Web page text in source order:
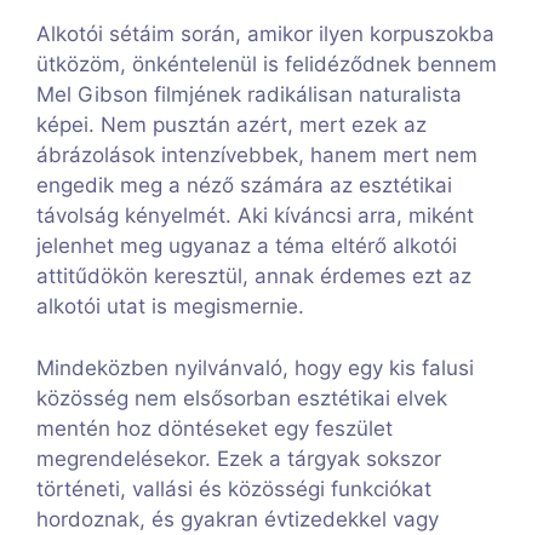
Alkotói sétáim során, amikor ilyen korpuszokba
ütközöm, önkéntelenül is felidéződnek bennem
Mel Gibson filmjének radikálisan naturalista
képei. Nem pusztán azért, mert ezek az
ábrázolások intenzívebbek, hanem mert nem
engedik meg a néző számára az esztétikai
távolság kényelmét. Aki kíváncsi arra, miként
jelenhet meg ugyanaz a téma eltérő alkotói
attitűdökön keresztül, annak érdemes ezt az
alkotói utat is megismernie.
Mindeközben nyilvánvaló, hogy egy kis falusi
közösség nem elsősorban esztétikai elvek
mentén hoz döntéseket egy feszület
megrendelésekor. Ezek a tárgyak sokszor
történeti, vallási és közösségi funkciókat
hordoznak, és gyakran évtizedekkel vagy